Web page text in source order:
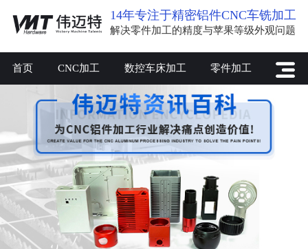
14年专注于精密铝件CNC车铣加工
解决零件加工的精度与苹果等级外观问题
首页 CNC加工 数控车床加工 零件加工